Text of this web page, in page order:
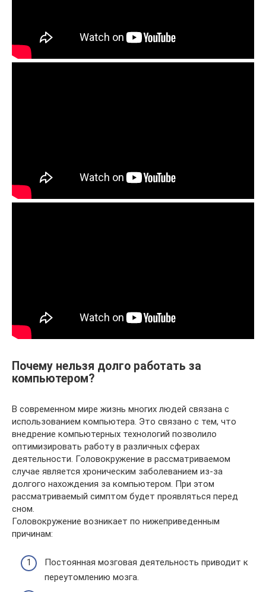
Почему нельзя долго работать за
компьютером?
В современном мире жизнь многих людей связана с
использованием компьютера. Это связано с тем, что
внедрение компьютерных технологий позволило
оптимизировать работу в различных сферах
деятельности. Головокружение в рассматриваемом
случае является хроническим заболеванием из-за
долгого нахождения за компьютером. При этом
рассматриваемый симптом будет проявляться перед
сном.
Головокружение возникает по нижеприведенным
причинам:
Постоянная мозговая деятельность приводит к
переутомлению мозга.